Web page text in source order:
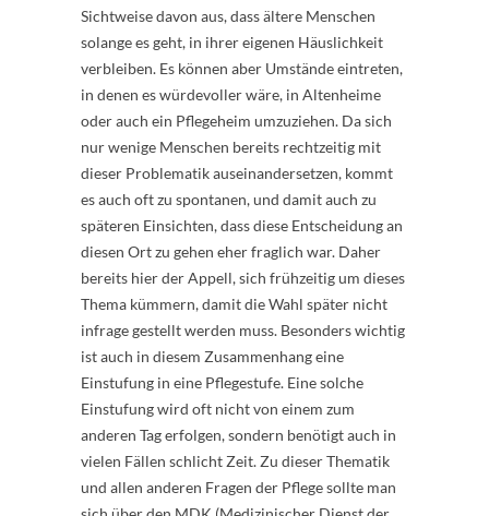
Sichtweise davon aus, dass ältere Menschen
solange es geht, in ihrer eigenen Häuslichkeit
verbleiben. Es können aber Umstände eintreten,
in denen es würdevoller wäre, in Altenheime
oder auch ein Pflegeheim umzuziehen. Da sich
nur wenige Menschen bereits rechtzeitig mit
dieser Problematik auseinandersetzen, kommt
es auch oft zu spontanen, und damit auch zu
späteren Einsichten, dass diese Entscheidung an
diesen Ort zu gehen eher fraglich war. Daher
bereits hier der Appell, sich frühzeitig um dieses
Thema kümmern, damit die Wahl später nicht
infrage gestellt werden muss. Besonders wichtig
ist auch in diesem Zusammenhang eine
Einstufung in eine Pflegestufe. Eine solche
Einstufung wird oft nicht von einem zum
anderen Tag erfolgen, sondern benötigt auch in
vielen Fällen schlicht Zeit. Zu dieser Thematik
und allen anderen Fragen der Pflege sollte man